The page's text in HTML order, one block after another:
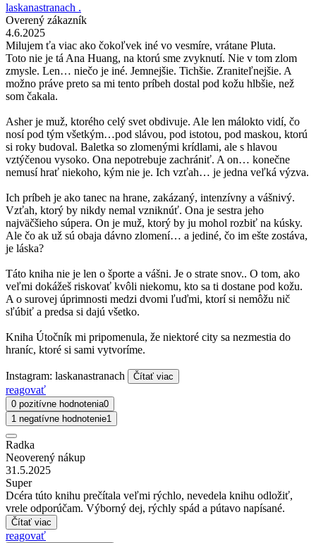
laskanastranach .
Overený zákazník
4.6.2025
Milujem ťa viac ako čokoľvek iné vo vesmíre, vrátane Pluta.
Toto nie je tá Ana Huang, na ktorú sme zvyknutí. Nie v tom zlom
zmysle. Len… niečo je iné. Jemnejšie. Tichšie. Zraniteľnejšie. A
možno práve preto sa mi tento príbeh dostal pod kožu hlbšie, než
som čakala.
Asher je muž, ktorého celý svet obdivuje. Ale len málokto vidí, čo
nosí pod tým všetkým…pod slávou, pod istotou, pod maskou, ktorú
si roky budoval. Baletka so zlomenými krídlami, ale s hlavou
vztýčenou vysoko. Ona nepotrebuje zachrániť. A on… konečne
nemusí hrať niekoho, kým nie je. Ich vzťah… je jedna veľká výzva.
Ich príbeh je ako tanec na hrane, zakázaný, intenzívny a vášnivý.
Vzťah, ktorý by nikdy nemal vzniknúť. Ona je sestra jeho
najväčšieho súpera. On je muž, ktorý by ju mohol rozbiť na kúsky.
Ale čo ak už sú obaja dávno zlomení… a jediné, čo im ešte zostáva,
je láska?
Táto kniha nie je len o športe a vášni. Je o strate snov.. O tom, ako
veľmi dokážeš riskovať kvôli niekomu, kto sa ti dostane pod kožu.
A o surovej úprimnosti medzi dvomi ľuďmi, ktorí si nemôžu nič
sľúbiť a predsa si dajú všetko.
Kniha Útočník mi pripomenula, že niektoré city sa nezmestia do
hraníc, ktoré si sami vytvoríme.
Instagram: laskanastranach Čítať viac
reagovať
0 pozitívne hodnotenia0
1 negatívne hodnotenie1
Radka
Neoverený nákup
31.5.2025
Super
Dcéra túto knihu prečítala veľmi rýchlo, nevedela knihu odložiť,
vrele odporúčam. Výborný dej, rýchly spád a pútavo napísané.
Čítať viac
reagovať